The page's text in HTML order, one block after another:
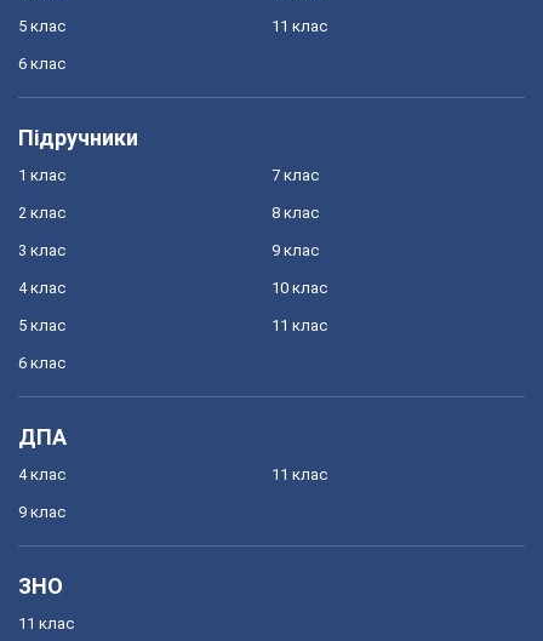
5 клас
6 клас
11 клас
Підручники
1 клас
2 клас
3 клас
4 клас
5 клас
6 клас
7 клас
8 клас
9 клас
10 клас
11 клас
ДПА
4 клас
9 клас
11 клас
ЗНО
11 клас